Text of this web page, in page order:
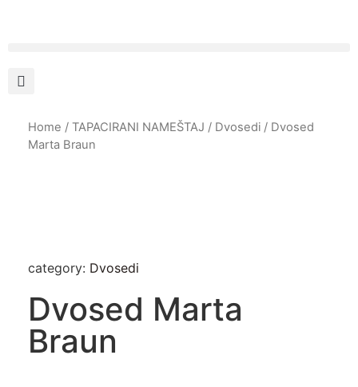
Home / TAPACIRANI NAMEŠTAJ / Dvosedi / Dvosed
Marta Braun
category: Dvosedi
Dvosed Marta
Braun